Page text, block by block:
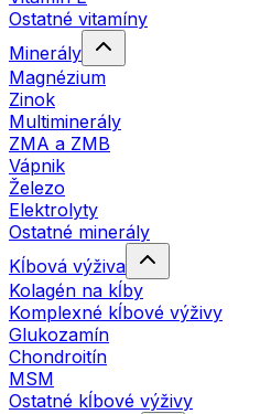
Ostatné vitamíny
Minerály
Magnézium
Zinok
Multiminerály
ZMA a ZMB
Vápnik
Železo
Elektrolyty
Ostatné minerály
Kĺbová výživa
Kolagén na kĺby
Komplexné kĺbové výživy
Glukozamín
Chondroitín
MSM
Ostatné kĺbové výživy